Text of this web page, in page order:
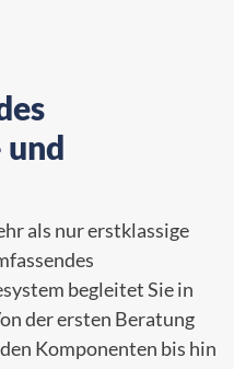
als nur erstklassige
begleitet Sie in
der ersten Beratung
Komponenten bis hin